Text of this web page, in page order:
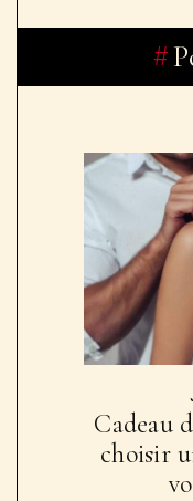
Cadeau
choisir